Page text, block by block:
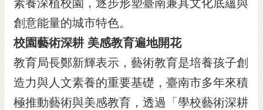
訂
閱
RSS
訂
閱
電
子
素養深植校園，逐步形塑臺南兼具文化底蘊與
創意能量的城市特色。
校園藝術深耕 美感教育遍地開花
教育局長鄭新輝表示，藝術教育是培養孩子創
造力與人文素養的重要基礎，臺南市多年來積
極推動藝術與美感教育，透過「學校藝術深耕